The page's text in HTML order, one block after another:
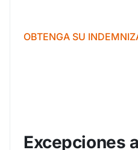
OBTENGA SU
Excepciones